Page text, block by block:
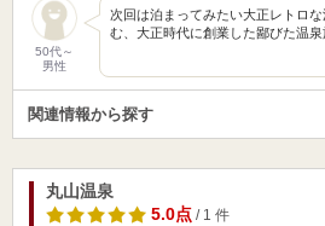
50代～
男性
次回は泊まってみたい大正レトロ
む、大正時代に創業した鄙びた温
関連情報から探す
丸山温泉
5.0点/ 1 件